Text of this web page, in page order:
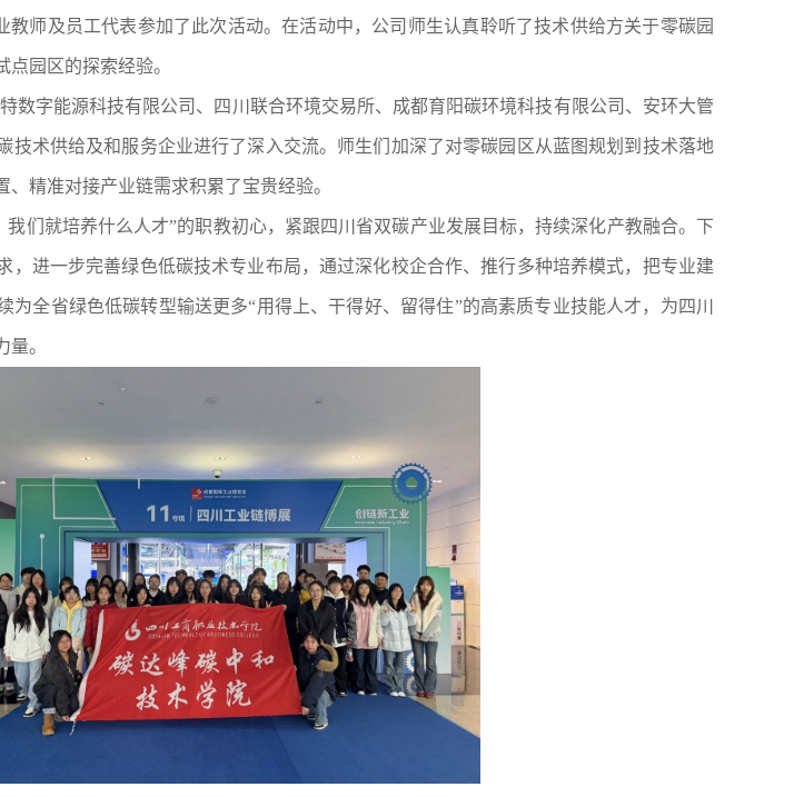
教师及员工代表参加了此次活动。在活动中，公司师生认真聆听了技术供给方关于零碳园
园区的探索经验。
数字能源科技有限公司、四川联合环境交易所、成都育阳碳环境科技有限公司、安环大管
技术供给及和服务企业进行了深入交流。师生们加深了对零碳园区从蓝图规划到技术落地
精准对接产业链需求积累了宝贵经验。
我们就培养什么人才”的职教初心，紧跟四川省双碳产业发展目标，持续深化产教融合。下
，进一步完善绿色低碳技术专业布局，通过深化校企合作、推行多种培养模式，把专业建
为全省绿色低碳转型输送更多“用得上、干得好、留得住”的高素质专业技能人才，为四川
。